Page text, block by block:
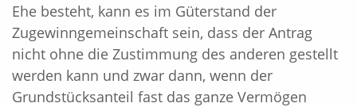
Ehe besteht, kann es im Güterstand der
Zugewinngemeinschaft sein, dass der Antrag
nicht ohne die Zustimmung des anderen gestellt
werden kann und zwar dann, wenn der
Grundstücksanteil fast das ganze Vermögen